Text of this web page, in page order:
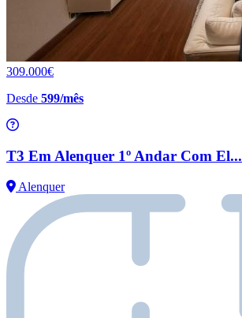
309.000€
Desde 599/mês
T3 Em Alenquer 1º Andar Com El...
Alenquer